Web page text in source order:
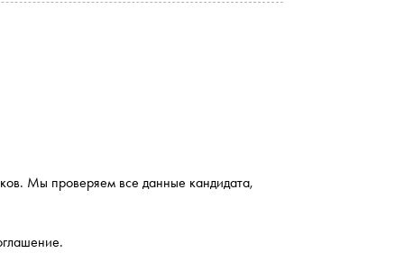
Мы проверяем все данные кандидата,